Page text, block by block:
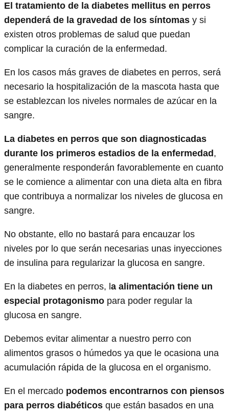
El tratamiento de la diabetes mellitus en perros
dependerá de la gravedad de los síntomas y si
existen otros problemas de salud que puedan
complicar la curación de la enfermedad.
En los casos más graves de diabetes en perros, será
necesario la hospitalización de la mascota hasta que
se establezcan los niveles normales de azúcar en la
sangre.
La diabetes en perros que son diagnosticadas
durante los primeros estadios de la enfermedad ,
generalmente responderán favorablemente en cuanto
se le comience a alimentar con una dieta alta en fibra
que contribuya a normalizar los niveles de glucosa en
sangre.
No obstante, ello no bastará para encauzar los
niveles por lo que serán necesarias unas inyecciones
de insulina para regularizar la glucosa en sangre.
En la diabetes en perros, l a alimentación tiene un
especial protagonismo para poder regular la
glucosa en sangre.
Debemos evitar alimentar a nuestro perro con
alimentos grasos o húmedos ya que le ocasiona una
acumulación rápida de la glucosa en el organismo.
En el mercado podemos encontrarnos con piensos
para perros diabéticos que están basados en una